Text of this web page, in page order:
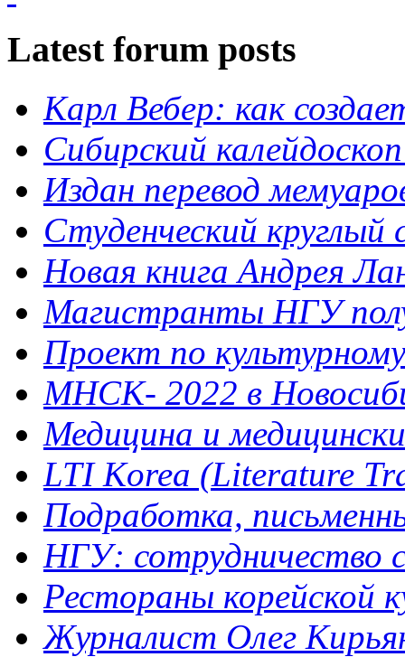
Latest forum posts
Карл Вебер: как
Сибирский
Издан перевод
Студенческий круглый
Новая книга Андрея
Магистранты НГУ
Проект по
МНСК- 2022 в
Медицина и
LTI Korea (Literature
Подработка,
НГУ: сотрудничество
Рестораны корейской
Журналист Олег